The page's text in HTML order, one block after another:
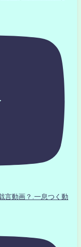
動画？.一息つく動